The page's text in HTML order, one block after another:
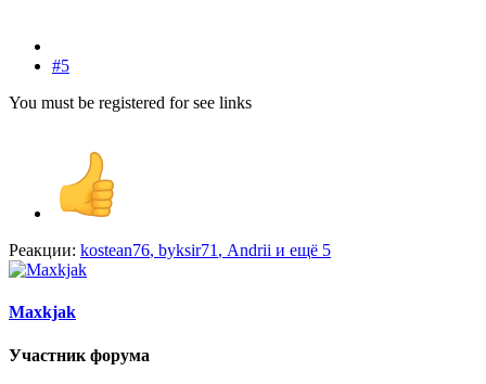
#5
You must be registered for see links
Реакции: kostean76, byksir71 , Andrii и ещё 5
Maxkjak
Участник форума